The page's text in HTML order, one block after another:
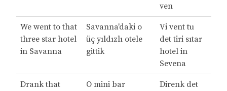
ven
We went to that
three star hotel
in Savanna
Savanna'daki o
üç yıldızlı otele
gittik
Vi vent tu
det tiri sıtar
hotel in
Sevena
Drank that
O mini bar
Direnk det